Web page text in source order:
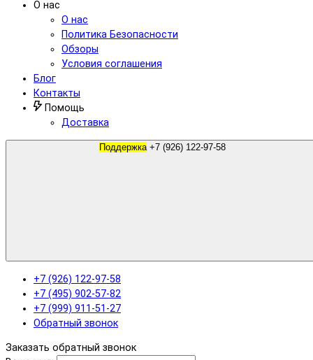
О нас
О нас
Политика Безопасности
Обзоры
Условия соглашения
Блог
Контакты
Помощь
Доставка
Поддержка +7 (926) 122-97-58
+7 (926) 122-97-58
+7 (495) 902-57-82
+7 (999) 911-51-27
Обратный звонок
Заказать обратный звонок